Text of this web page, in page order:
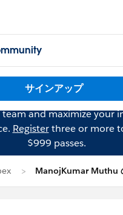
サインアップ
and maximize your
Registerthree or more
$999 passes.
ManojKumar Muthu